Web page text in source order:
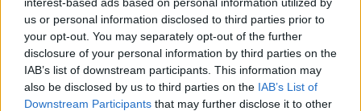
us or personal information disclosed to third parties prior to
your opt-out. You may separately opt-out of the further
disclosure of your personal information by third parties on the
IAB’s list of downstream participants. This information may
also be disclosed by us to third parties on the IAB’s List of
Downstream Participants that may further disclose it to other
szolgáltatók a 800 MHz-es sávban használt
frekvenciablokkjaikat a másik szolgáltató által
lefedett országrészben a másik szolgáltató részére
bérbe adják. A frekvenciák bérbeadásáról szóló
szerződést a Nemzeti Média- és Hírközlési Hatóság a
hatályos jogszabályi előírásoknak megfelelően